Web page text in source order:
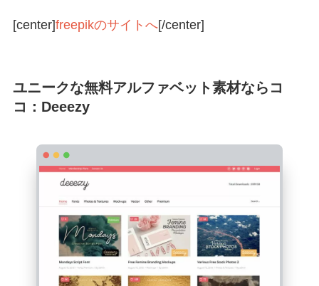
[center]freepikのサイトへ[/center]
ユニークな無料アルファベット素材ならコ
コ：Deeezy